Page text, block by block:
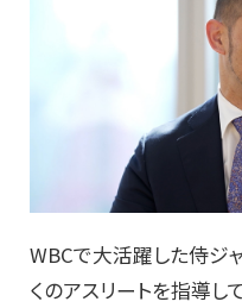
WBCで大活躍した侍ジ
くのアスリートを指導し